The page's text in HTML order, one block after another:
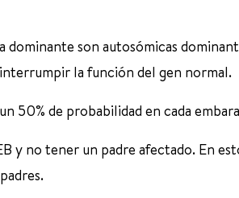
dominante son autosómicas
la función del gen normal.
50% de probabilidad en cada
y no tener un padre afectado. En